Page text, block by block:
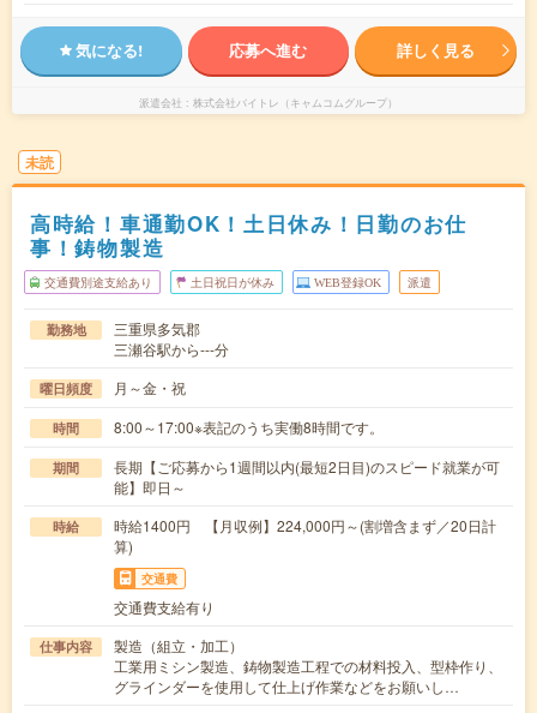
気になる! 応募へ進む 詳しく見る
派遣会社 株式会社バイトレ（キャムコムグループ）
未読
高時給！車通勤OK！土日休み！日勤のお仕
事！鋳物製造
交通費別途支給あり 土日祝日が休み WEB登録OK 派遣
勤務地
三重県多気郡
三瀬谷駅から---分
曜日頻度 月～金・祝
時間 8:00～17:00※表記のうち実働8時間です。
期間
長期【ご応募から1週間以内(最短2日目)のスピード就業が可
能】即日～
時給
時給1400円 【月収例】224,000円～(割増含まず／20日計
算)
交通費
交通費支給有り
仕事内容
製造（組立・加工）
工業用ミシン製造、鋳物製造工程での材料投入、型枠作り、
グラインダーを使用して仕上げ作業などをお願いし…